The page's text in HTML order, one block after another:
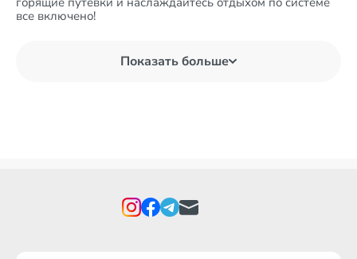
все включено!
Показать больше